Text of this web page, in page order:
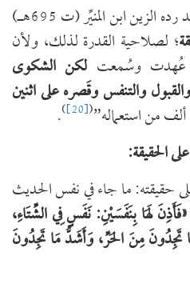
؛ فقد رده الزين ابن المنيِّر (ت 695هـ)
؛ لصلاحية القدرة لذلك، ولأن
عُهدت وسُمعت لكن الشكوى
والتنفس وقَصره على اثنين
من استعماله”(
[20]
)
.
الحقيقة:
حقيقته: ما جاء في نفس الحديث
«فَأَذِنَ لَهَا بِنَفَسَيْنِ: نَفَسٍ فِي الشِّتَاءِ،
مِنَ الحَرِّ، وَأَشَدُّ مَا تَجِدُونَ